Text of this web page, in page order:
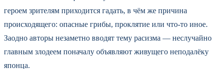
героем зрителям приходится гадать, в чём же причина
происходящего: опасные грибы, проклятие или что-то иное.
Заодно авторы незаметно вводят тему расизма — неслучайно
главным злодеем поначалу объявляют живущего неподалёку
японца.